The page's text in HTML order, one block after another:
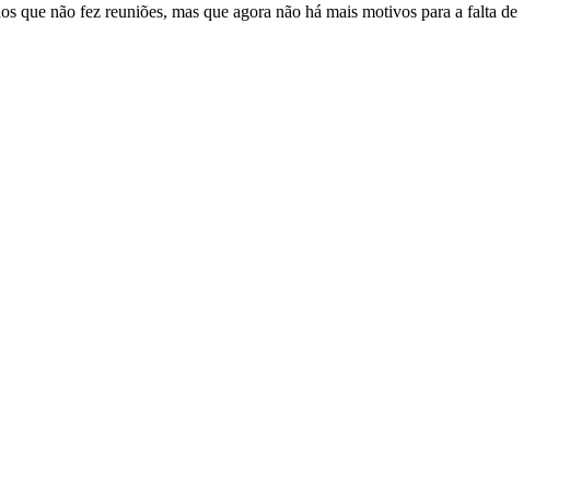
que não fez reuniões, mas que agora não há mais motivos para a falta de